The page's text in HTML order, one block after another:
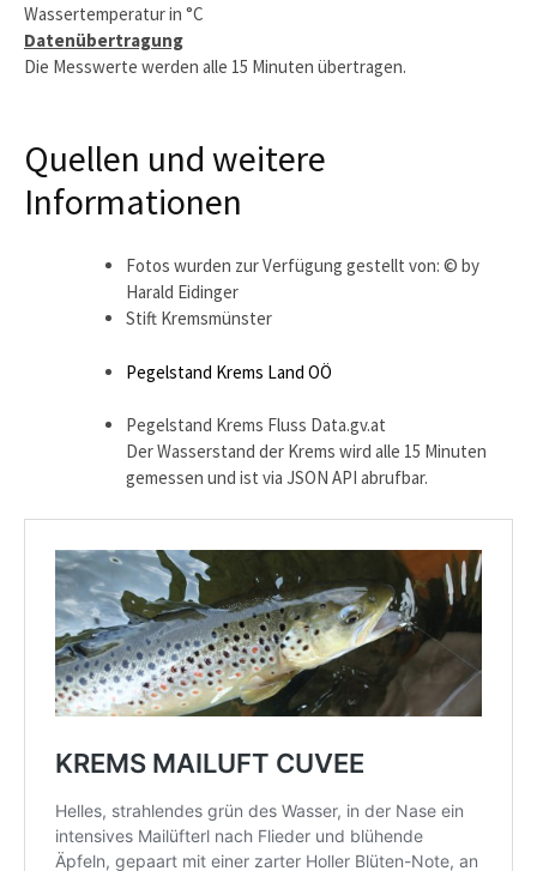
Wassertemperatur in °C
Datenübertragung
Die Messwerte werden alle 15 Minuten übertragen.
Quellen und weitere
Informationen
Fotos wurden zur Verfügung gestellt von: © by
Harald Eidinger
Stift Kremsmünster
Pegelstand Krems Land OÖ
Pegelstand Krems Fluss Data.gv.at
Der Wasserstand der Krems wird alle 15 Minuten
gemessen und ist via JSON API abrufbar.